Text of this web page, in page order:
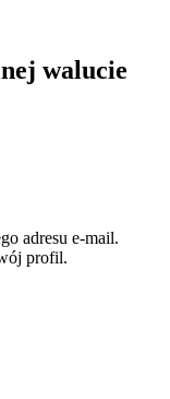
walucie
adresu e-mail.
profil.